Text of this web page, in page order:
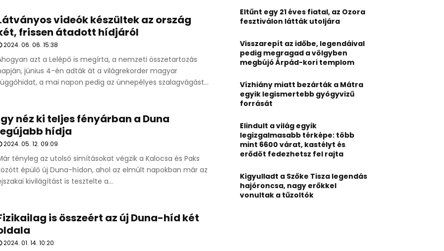
videók készültek az ország
frissen átadott hídjáról
2024. 06. 06. 15:38
azt a Lelépő is megírta, a nemzeti összetartozás
június 4-én adták át a világrekorder magyar
a mai napon pedig az ünnepélyes szalagvágást...
néz ki teljes fényárban a Duna
hídja
2024. 05. 12. 09:09
tényleg az utolsó simításokat végzik a Kalocsa és Paks
épülő új Duna-hídon, ahol az elmúlt napokban már az
kivilágítást is tesztelte a...
is összeért az új Duna-híd két
2024. 01. 14. 10:20
o
r
Eltűnt egy 21 éves fiatal, az Ozora
fesztiválon látták utoljára
Visszarepít az időbe, legendáival
pedig megragad a völgyben
megbújó Árpád-kori templom
Vízhiány miatt bezárták a Mátra
egyik legismertebb gyógyvizű
forrását
Elindult a világ egyik
legizgalmasabb térképe: több
mint 6600 várat, kastélyt és
erődöt fedezhetsz fel rajta
Kigyulladt a Szőke Tisza legendás
hajóroncsa, nagy erőkkel
vonultak a tűzoltók